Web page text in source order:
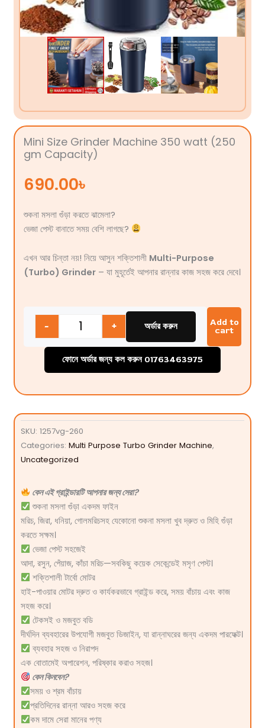
Mini Size Grinder Machine 350 watt (250
gm Capacity)
690.00৳
শুকনা মসলা গুঁড়া করতে ঝামেলা?
ভেজা পেস্ট বানাতে সময় বেশি লাগছে?
এখন আর চিন্তা নয়! নিয়ে আসুন শক্তিশালী Multi-Purpose
(Turbo) Grinder– যা মুহূর্তেই আপনার রান্নার কাজ সহজ করে দেবে।
Quantity
- + অর্ডার করুন Add to
cart
ফোনে অর্ডার জন্য কল করুন 01763463975
SKU: 1257vg-260
Categories: Multi Purpose Turbo Grinder Machine,
Uncategorized
কেন এই গ্রাইন্ডারটি আপনার জন্য সেরা?
শুকনা মসলা গুঁড়া একদম ফাইন
মরিচ, জিরা, ধনিয়া, গোলমরিচসহ যেকোনো শুকনা মসলা খুব দ্রুত ও মিহি গুঁড়া
করতে সক্ষম।
ভেজা পেস্ট সহজেই
আদা, রসুন, পেঁয়াজ, কাঁচা মরিচ—সবকিছু কয়েক সেকেন্ডেই মসৃণ পেস্ট।
শক্তিশালী টার্বো মোটর
হাই-পাওয়ার মোটর দ্রুত ও কার্যকরভাবে গ্রাইন্ড করে, সময় বাঁচায় এবং কাজ
সহজ করে।
টেকসই ও মজবুত বডি
দীর্ঘদিন ব্যবহারের উপযোগী মজবুত ডিজাইন, যা রান্নাঘরের জন্য একদম পারফেক্ট।
ব্যবহার সহজ ও নিরাপদ
এক বোতামেই অপারেশন, পরিষ্কার করাও সহজ।
কেন কিনবেন?
সময় ও শ্রম বাঁচায়
প্রতিদিনের রান্না আরও সহজ করে
কম দামে সেরা মানের পণ্য